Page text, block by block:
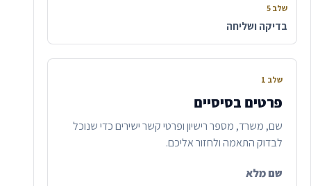
שלב 5
בדיקה ושליחה
שלב 1
פרטים בסיסיים
שם, משרד, מספר רישיון ופרטי קשר ישירים כדי שנוכל
לבדוק התאמה ולחזור אליכם.
שם מלא